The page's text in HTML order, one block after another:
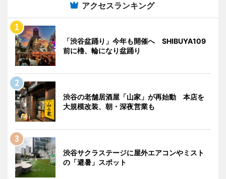
アクセスランキング
「渋谷盆踊り」今年も開催へ SHIBUYA109
前に櫓、輪になり盆踊り
渋谷の老舗居酒屋「山家」が再始動 本店を
大規模改装、朝・深夜営業も
渋谷サクラステージに屋外エアコンやミスト
の「避暑」スポット